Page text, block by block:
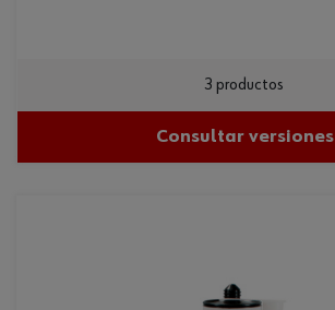
3 productos
Consultar versiones